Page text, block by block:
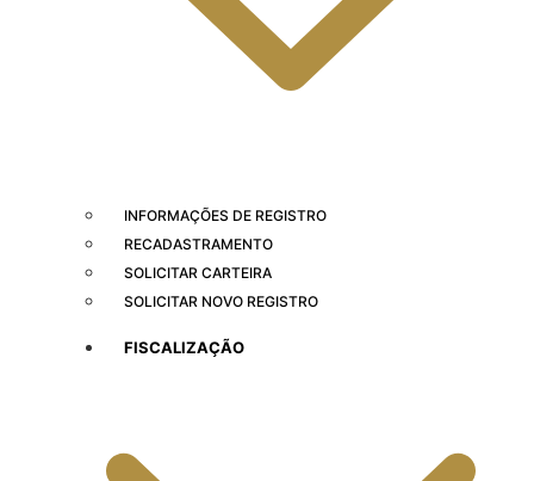
INFORMAÇÕES DE REGISTRO
RECADASTRAMENTO
SOLICITAR CARTEIRA
SOLICITAR NOVO REGISTRO
FISCALIZAÇÃO